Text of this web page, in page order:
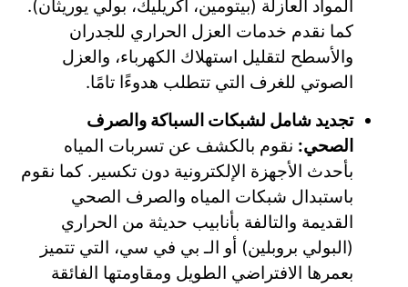
المواد العازلة (بيتومين، أكريليك، بولي يوريثان).
كما نقدم خدمات العزل الحراري للجدران
والأسطح لتقليل استهلاك الكهرباء، والعزل
الصوتي للغرف التي تتطلب هدوءًا تامًا.
تجديد شامل لشبكات السباكة والصرف
الصحي: نقوم بالكشف عن تسربات المياه
بأحدث الأجهزة الإلكترونية دون تكسير. كما نقوم
باستبدال شبكات المياه والصرف الصحي
القديمة والتالفة بأنابيب حديثة من الحراري
(البولي بروبلين) أو الـ بي في سي، التي تتميز
بعمرها الافتراضي الطويل ومقاومتها الفائقة